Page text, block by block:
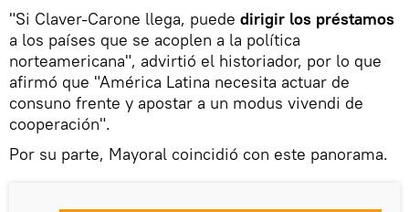
"Si Claver-Carone llega, puede dirigir los préstamos
a los países que se acoplen a la política
norteamericana", advirtió el historiador, por lo que
afirmó que "América Latina necesita actuar de
consuno frente y apostar a un modus vivendi de
cooperación".
Por su parte, Mayoral coincidió con este panorama.